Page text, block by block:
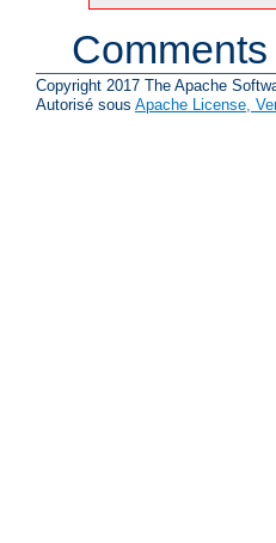
Copyright 2017 The Apache
Autorisé sous Apache License,